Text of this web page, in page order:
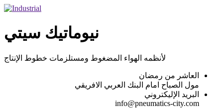
نيوماتيك سيتي
لأنظمه الهواء المضغوط ومستلزمات خطوط الإنتاج
العاشر من رمضان
مول الصباح امام البنك العربي الافريقي
البريد الإليكتروني
info@pneumatics-city.com